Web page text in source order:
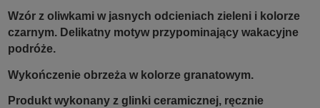
Wzór z oliwkami w jasnych odcieniach zieleni i kolorze
czarnym. Delikatny motyw przypominający wakacyjne
podróże.
Wykończenie obrzeża w kolorze granatowym.
Produkt wykonany z glinki ceramicznej, ręcznie